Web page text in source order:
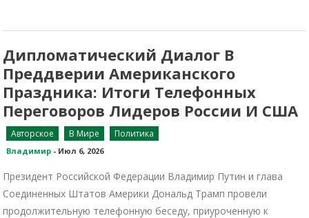
Дипломатический Диалог В
Преддверии Американского
Праздника: Итоги Телефонных
Переговоров Лидеров России И США
Авторское В Мире Политика
Владимир - Июл 6, 2026
Президент Российской Федерации Владимир Путин и глава
Соединенных Штатов Америки Дональд Трамп провели
продолжительную телефонную беседу, приуроченную к